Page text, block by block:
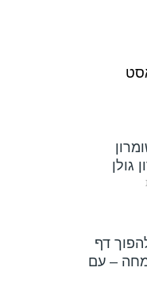
גולן
דף
– עם